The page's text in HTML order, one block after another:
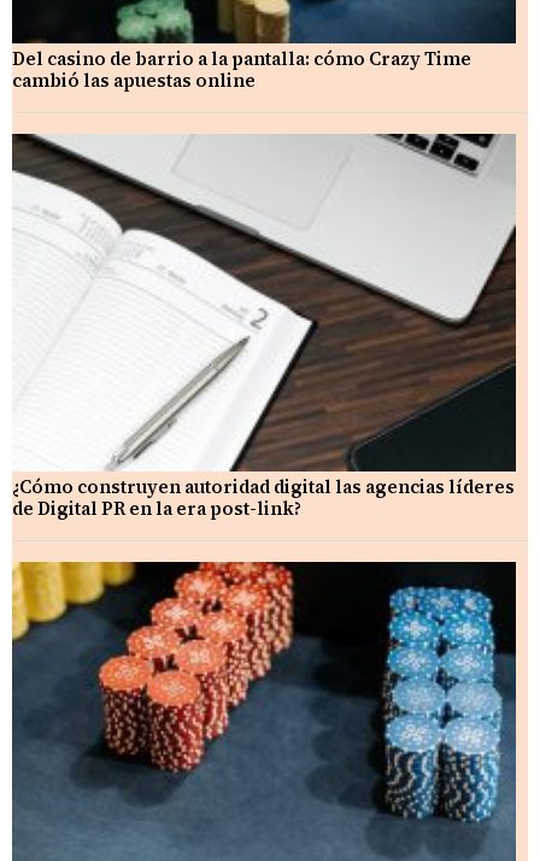
Del casino de barrio a la pantalla: cómo Crazy Time
cambió las apuestas online
¿Cómo construyen autoridad digital las agencias líderes
de Digital PR en la era post-link?